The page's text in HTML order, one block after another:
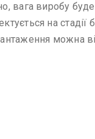
вага виробу
на стадії
можна